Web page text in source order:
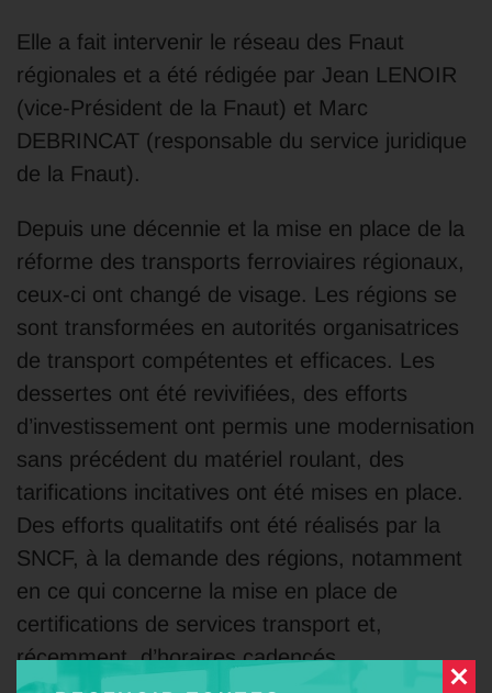
Elle a fait intervenir le réseau des Fnaut
régionales et a été rédigée par Jean LENOIR
(vice-Président de la Fnaut) et Marc
DEBRINCAT (responsable du service juridique
de la Fnaut).
Depuis une décennie et la mise en place de la
réforme des transports ferroviaires régionaux,
ceux-ci ont changé de visage. Les régions se
sont transformées en autorités organisatrices
de transport compétentes et efficaces. Les
dessertes ont été revivifiées, des efforts
d’investissement ont permis une modernisation
sans précédent du matériel roulant, des
tarifications incitatives ont été mises en place.
Des efforts qualitatifs ont été réalisés par la
SNCF, à la demande des régions, notamment
en ce qui concerne la mise en place de
certifications de services transport et,
récemment, d’horaires cadencés.